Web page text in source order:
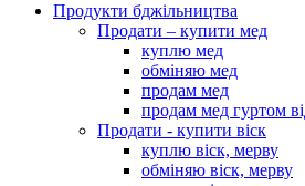
Продукти бджільництва
Продати – купити мед
куплю мед
обміняю мед
продам мед
продам мед гуртом
Продати - купити віск
куплю віск, мерву
обміняю віск, мерву